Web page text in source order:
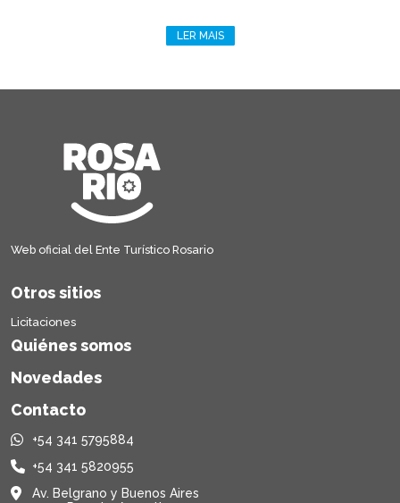
LER MAIS
Web oficial del Ente Turístico Rosario
Otros sitios
Licitaciones
Quiénes somos
Novedades
Contacto
+54 341 5795884
+54 341 5820955
Av. Belgrano y Buenos Aires